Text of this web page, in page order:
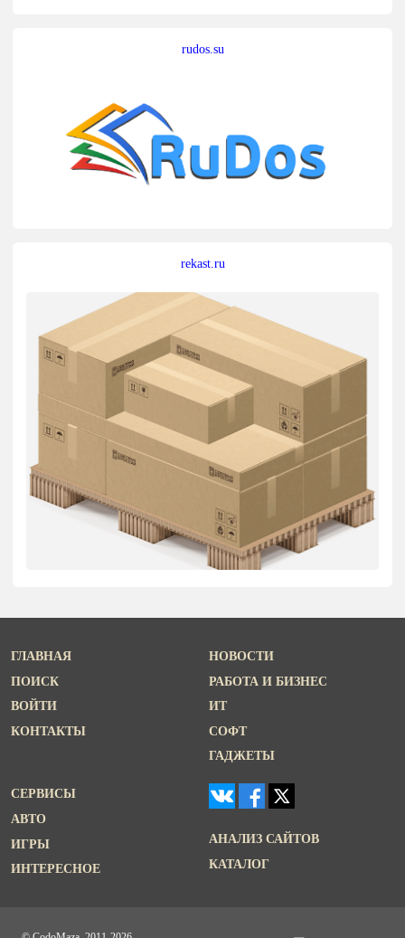
rudos.su
rekast.ru
ГЛАВНАЯ
ПОИСК
ВОЙТИ
КОНТАКТЫ
НОВОСТИ
РАБОТА И БИЗНЕС
ИТ
СОФТ
ГАДЖЕТЫ
СЕРВИСЫ
АВТО
ИГРЫ
ИНТЕРЕСНОЕ
АНАЛИЗ САЙТОВ
КАТАЛОГ